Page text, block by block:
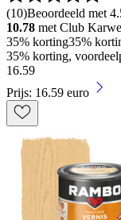
(10)Beoordeeld met
10.78 met Club
35% korting35%
35% korting,
16.59
Prijs: 16.59 euro